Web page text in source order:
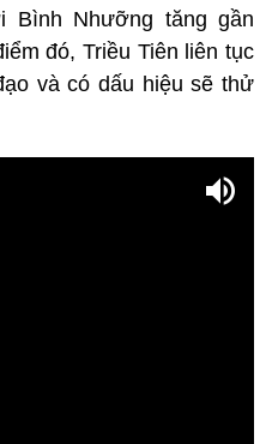
Bình Nhưỡng tăng gần
đó, Triều Tiên liên tục
và có dấu hiệu sẽ thử